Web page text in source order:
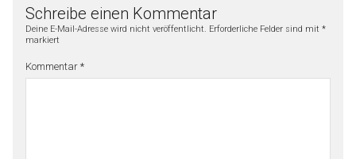
Schreibe einen Kommentar
Deine E-Mail-Adresse wird nicht veröffentlicht. Erforderliche Felder sind mit *
markiert
Kommentar *